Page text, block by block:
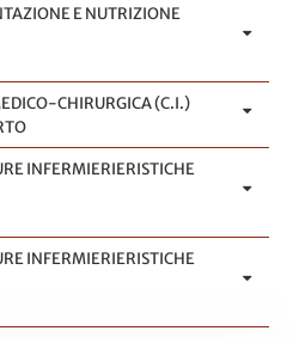
E NUTRIZIONE
CHIRURGICA (C.I.)
INFERMIERIERISTICHE
INFERMIERIERISTICHE